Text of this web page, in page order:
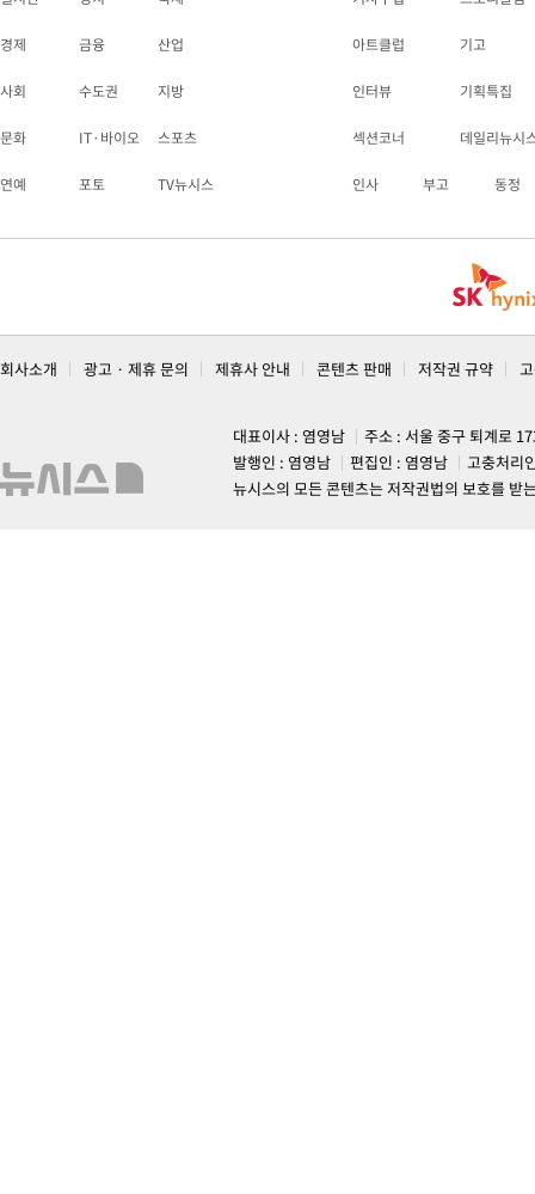
경제 금융 산업
사회 수도권 지방
문화 IT·바이오 스포츠
연예 포토 TV뉴시스
아트클럽 기고
인터뷰 기획특집
섹션코너 데일리뉴시
인사 부고 동정
회사소개 광고 · 제휴 문의 제휴사 안내 콘텐츠 판매 저작권 규약
대표이사 : 염영남
주소 : 서울 중구 퇴계로
발행인 : 염영남
편집인 : 염영남
고충처리
뉴시스의 모든 콘텐츠는 저작권법의 보호를